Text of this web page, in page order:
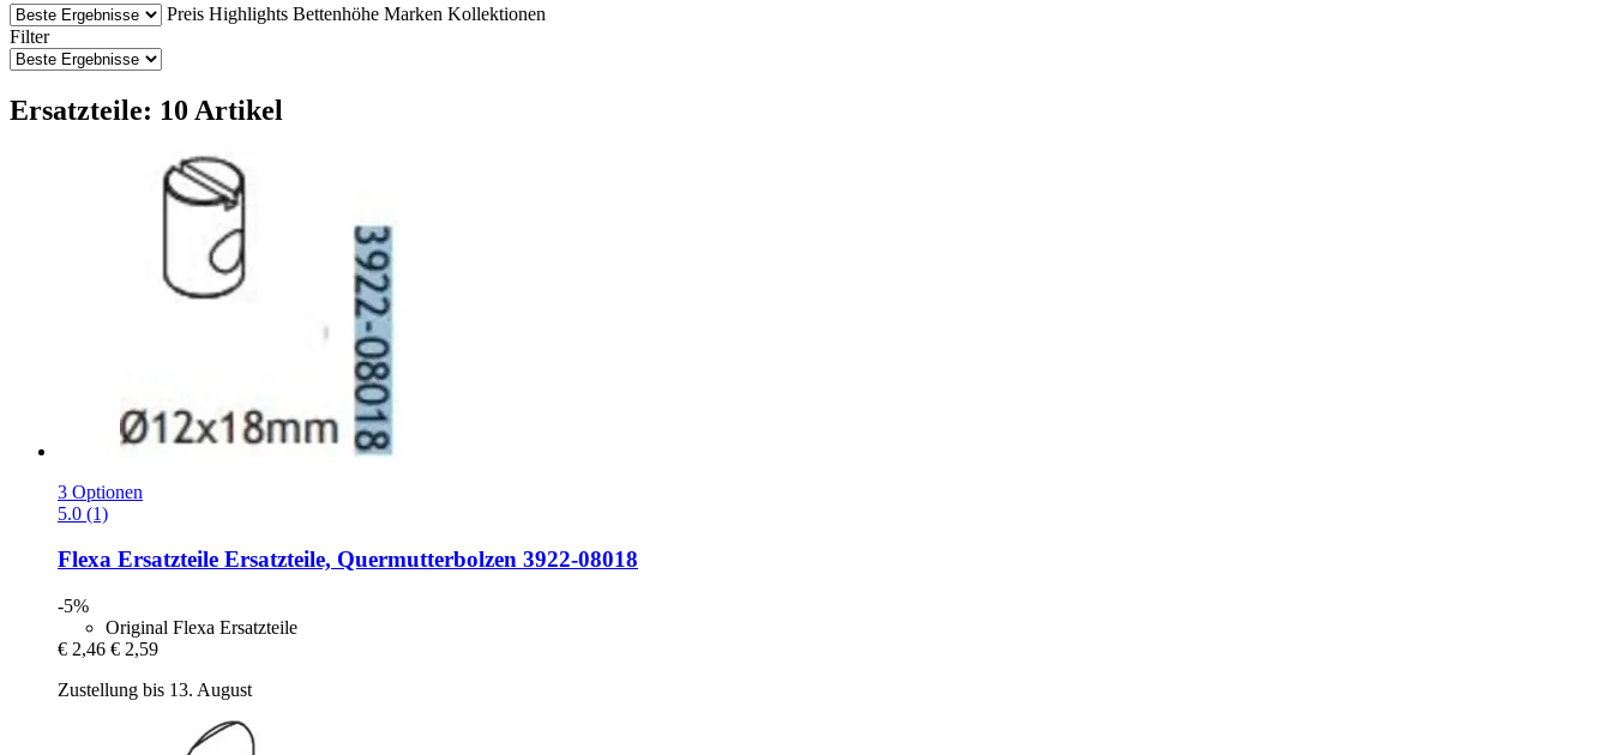
Preis Highlights Bettenhöhe Marken Kollektionen
Filter
Ersatzteile: 10 Artikel
3 Optionen
5.0 (1)
Flexa Ersatzteile Ersatzteile, Quermutterbolzen 3922-​08018
-5%
Original Flexa Ersatzteile
€ 2,46 € 2,59
Zustellung bis 13. August